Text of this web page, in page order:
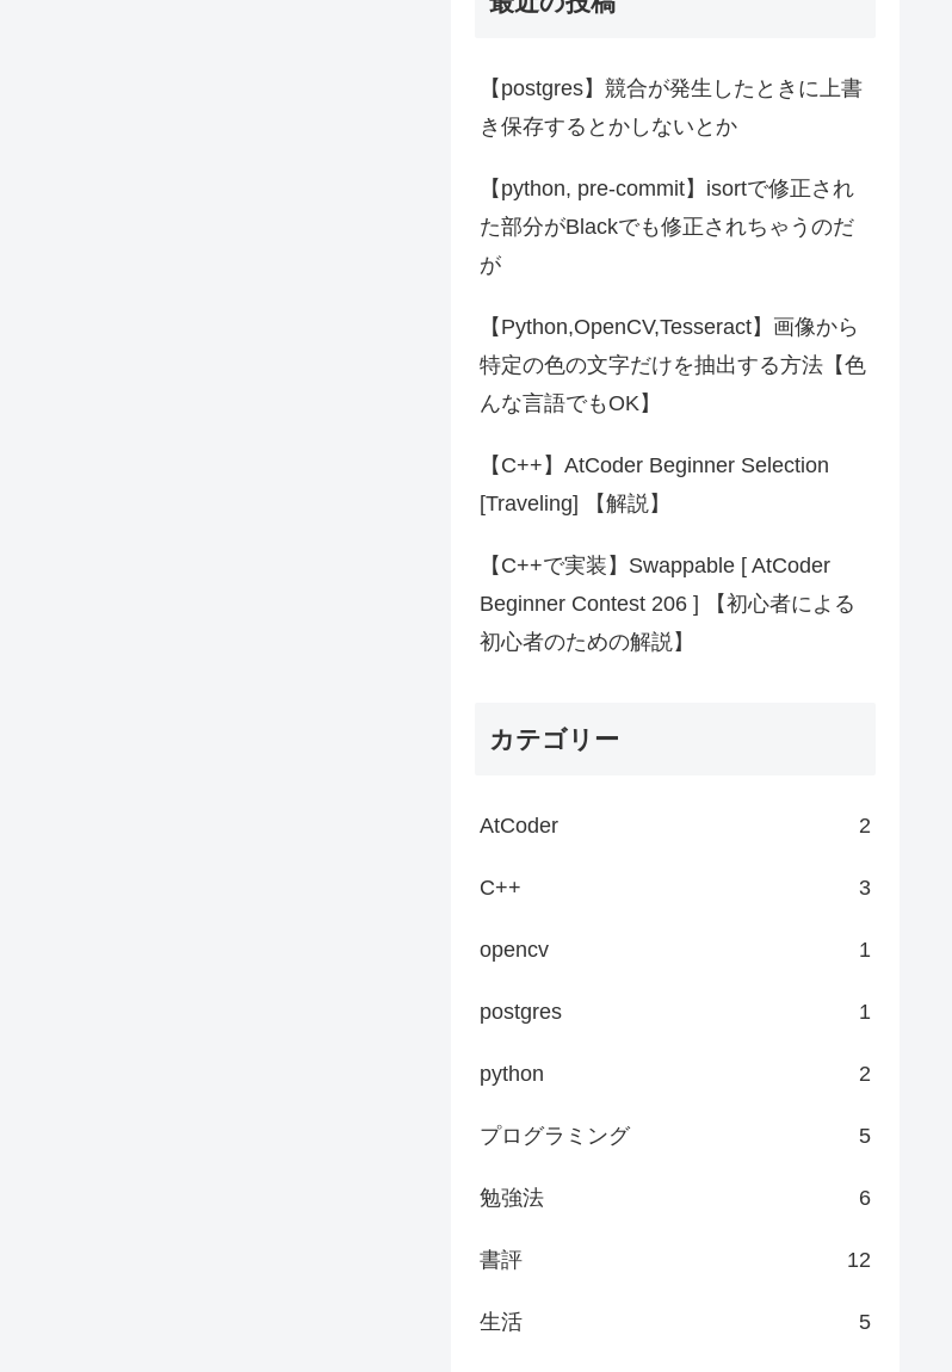
【postgres】競合が発生したときに上書
き保存するとかしないとか
【python, pre-commit】isortで修正され
た部分がBlackでも修正されちゃうのだ
が
【Python,OpenCV,Tesseract】画像から
特定の色の文字だけを抽出する方法【色
んな言語でもOK】
【C++】AtCoder Beginner Selection
[Traveling] 【解説】
【C++で実装】Swappable [ AtCoder
Beginner Contest 206 ] 【初心者による
初心者のための解説】
カテゴリー
AtCoder 2
C++ 3
opencv 1
postgres 1
python 2
プログラミング 5
勉強法 6
書評 12
生活 5